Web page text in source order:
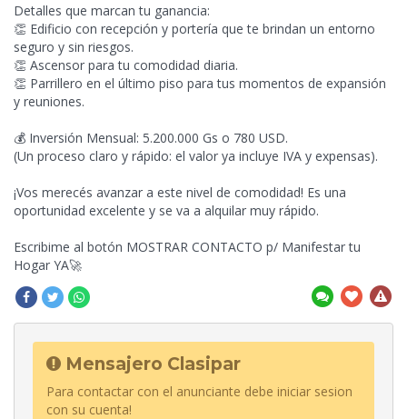
Detalles que marcan tu ganancia:
👏 Edificio con recepción y portería que te brindan un entorno
seguro y sin riesgos.
👏 Ascensor para tu comodidad diaria.
👏 Parrillero en el último piso para tus momentos de expansión
y reuniones.
💰 Inversión Mensual: 5.200.000 Gs o 780 USD.
(Un proceso claro y rápido: el valor ya incluye IVA y expensas).
¡Vos merecés avanzar a este nivel de comodidad! Es una
oportunidad excelente y se va a alquilar muy rápido.
Escribime al botón MOSTRAR CONTACTO p/ Manifestar tu
Hogar YA🚀
Mensajero Clasipar
Para contactar con el anunciante debe iniciar sesion
con su cuenta!